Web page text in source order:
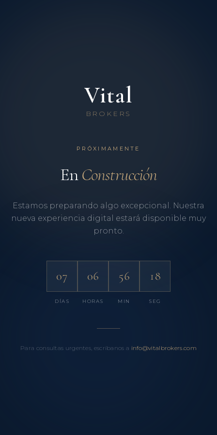
Vital
BROKERS
PRÓXIMAMENTE
EnConstrucción
Estamos preparando algo excepcional. Nuestra
nueva experiencia digital estará disponible muy
pronto.
07
DÍAS
06
HORAS
56
MIN
18
SEG
Para consultas urgentes, escríbanos a info@vitalbrokers.com